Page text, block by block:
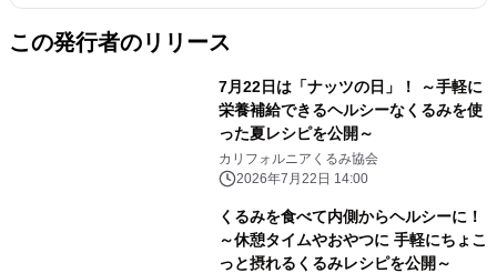
この発行者のリリース
7月22日は「ナッツの日」！ ～手軽に
栄養補給できるヘルシーなくるみを使
った夏レシピを公開～
カリフォルニアくるみ協会
2026年7月22日 14:00
くるみを食べて内側からヘルシーに！
～休憩タイムやおやつに 手軽にちょこ
っと摂れるくるみレシピを公開～